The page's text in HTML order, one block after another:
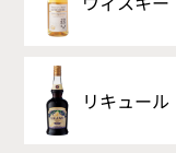
リキュール